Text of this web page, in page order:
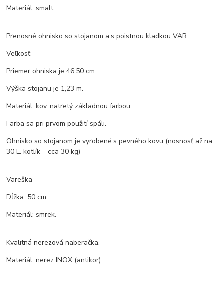
Materiál: smalt.
Prenosné ohnisko so stojanom a s poistnou kladkou VAR.
Veľkosť:
Priemer ohniska je 46,50 cm.
Výška stojanu je 1,23 m.
Materiál: kov, natretý základnou farbou
Farba sa pri prvom použití spáli.
Ohnisko so stojanom je vyrobené s pevného kovu (nosnosť až na
30 L. kotlík – cca 30 kg)
Vareška
Dĺžka: 50 cm.
Materiál: smrek.
Kvalitná nerezová naberačka.
Materiál: nerez INOX (antikor).